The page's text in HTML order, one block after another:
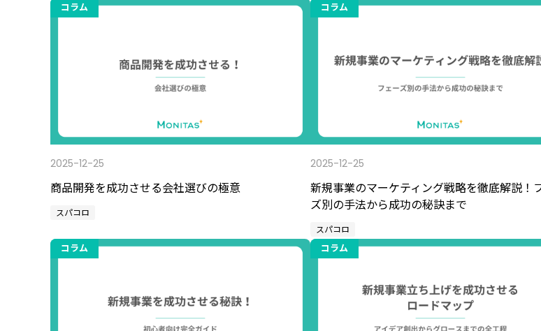
コラム
2025-12-25
商品開発を成功させる会社選びの極意
スパコロ
コラム
2025-12-25
新規事業のマーケティング戦略を徹底解説！
ズ別の手法から成功の秘訣まで
スパコロ
コラム コラム